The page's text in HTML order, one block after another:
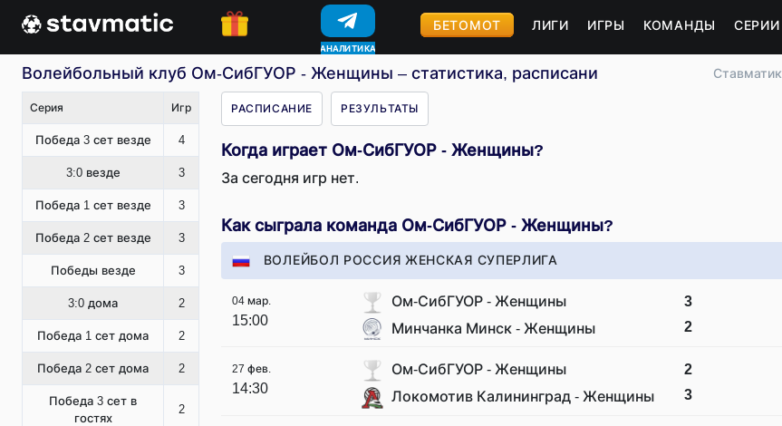
АНАЛИТИКА
БЕТОМОТ ЛИГИ ИГРЫ КОМАНДЫ СЕРИИ
Волейбольный клуб Ом-СибГУОР - Женщины – статистика, расписание, результаты Ставматик
Серия Игр
Победа 3 сет везде 4
3:0 везде 3
Победа 1 сет везде 3
Победа 2 сет везде 3
Победы везде 3
3:0 дома 2
Победа 1 сет дома 2
Победа 2 сет дома 2
Победа 3 сет в
гостях
2
РАСПИСАНИЕ РЕЗУЛЬТАТЫ
Когда играет Ом-СибГУОР - Женщины?
За сегодня игр нет.
Как сыграла команда Ом-СибГУОР - Женщины?
ВОЛЕЙБОЛ РОССИЯ ЖЕНСКАЯ СУПЕРЛИГА
04 мар.
15:00
Ом-СибГУОР - Женщины
Минчанка Минск - Женщины
3
2
27 фев.
14:30
Ом-СибГУОР - Женщины
Локомотив Калининград - Женщины
2
3